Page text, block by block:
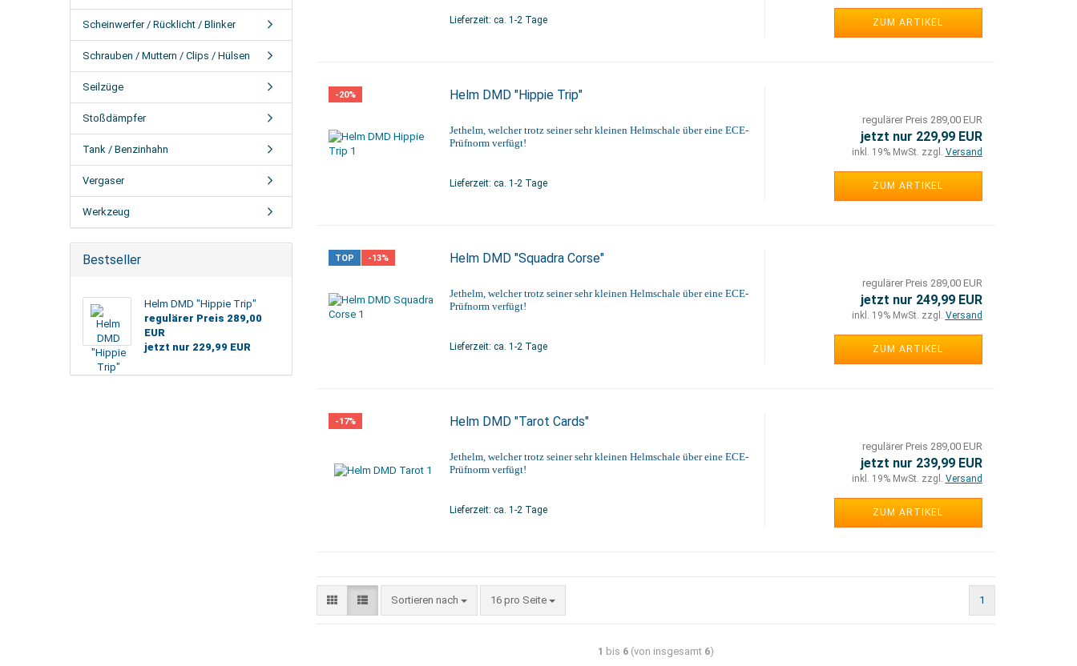
Lieferzeit: ca. 1-2 Tage ZUM ARTIKEL
-20% Helm DMD "Hippie Trip"
Jethelm, welcher trotz seiner sehr kleinen Helmschale über eine ECE-
Prüfnorm verfügt!
Lieferzeit: ca. 1-2 Tage
regulärer Preis 289,00 EUR
jetzt nur 229,99 EUR
inkl. 19% MwSt. zzgl. Versand
ZUM ARTIKEL
TOP -13% Helm DMD "Squadra Corse"
Jethelm, welcher trotz seiner sehr kleinen Helmschale über eine ECE-
Prüfnorm verfügt!
Lieferzeit: ca. 1-2 Tage
regulärer Preis 289,00 EUR
jetzt nur 249,99 EUR
inkl. 19% MwSt. zzgl. Versand
ZUM ARTIKEL
-17% Helm DMD "Tarot Cards"
Jethelm, welcher trotz seiner sehr kleinen Helmschale über eine ECE-
Prüfnorm verfügt!
Lieferzeit: ca. 1-2 Tage
regulärer Preis 289,00 EUR
jetzt nur 239,99 EUR
inkl. 19% MwSt. zzgl. Versand
ZUM ARTIKEL
Sortieren nach 16 pro Seite 1
1 bis 6(von insgesamt 6)
Scheinwerfer / Rücklicht / Blinker
Schrauben / Muttern / Clips / Hülsen
Seilzüge
Stoßdämpfer
Tank / Benzinhahn
Vergaser
Werkzeug
Bestseller
Helm DMD "Hippie Trip"
regulärer Preis 289,00
EUR
jetzt nur 229,99 EUR